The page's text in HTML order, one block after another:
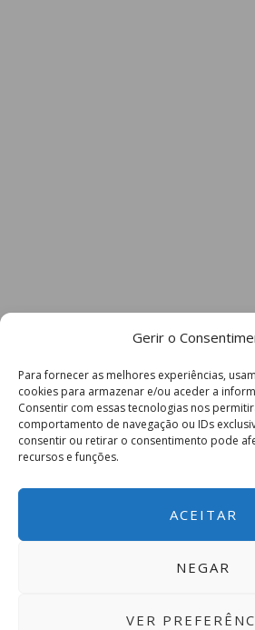
Gerir o
Para fornecer as melhores experiências,
cookies para armazenar e/ou aceder a
Consentir com essas tecnologias nos
comportamento de navegação ou IDs
consentir ou retirar o consentimento pode
recursos e funções.
ACEITAR
NEGAR
VER